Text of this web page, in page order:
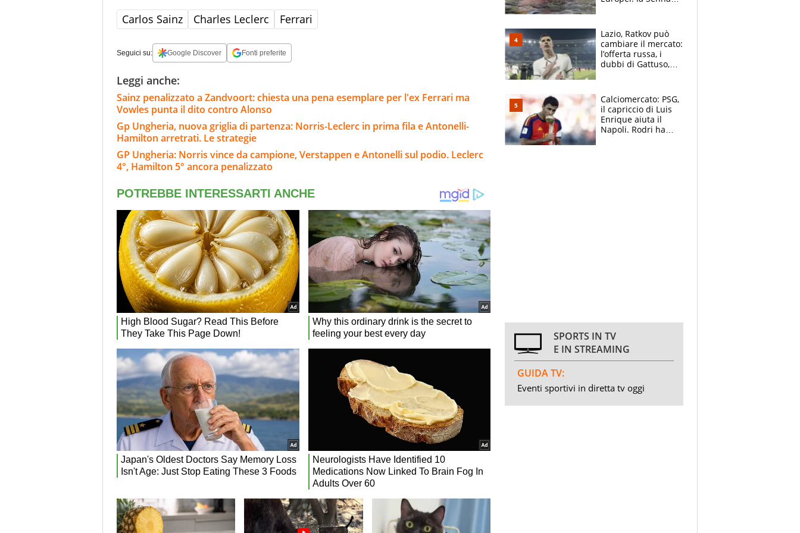
Carlos Sainz Charles Leclerc Ferrari
Seguici su: Google Discover Fonti preferite
Leggi anche:
Sainz penalizzato a Zandvoort: chiesta una pena esemplare per l'ex Ferrari ma
Vowles punta il dito contro Alonso
Gp Ungheria, nuova griglia di partenza: Norris-Leclerc in prima fila e Antonelli-
Hamilton arretrati. Le strategie
GP Ungheria: Norris vince da campione, Verstappen e Antonelli sul podio. Leclerc
4°, Hamilton 5° ancora penalizzato
Lazio, Ratkov può
cambiare il mercato:
l’offerta russa, i
dubbi di Gattuso,
Calciomercato: PSG,
il capriccio di Luis
Enrique aiuta il
Napoli. Rodri ha
SPORTS IN TV
E IN STREAMING
GUIDA TV:
Eventi sportivi in diretta tv oggi